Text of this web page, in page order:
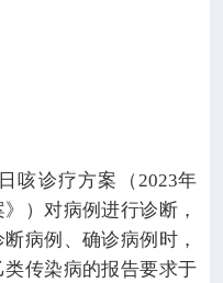
咳诊疗方案（ 2023年
）对病例进行诊断，
病例、确诊病例时，
传染病的报告要求于